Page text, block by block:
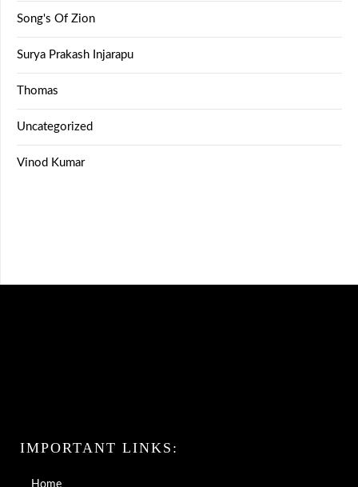
Song's Of Zion
Surya Prakash Injarapu
Thomas
Uncategorized
Vinod Kumar
IMPORTANT LINKS:
Home